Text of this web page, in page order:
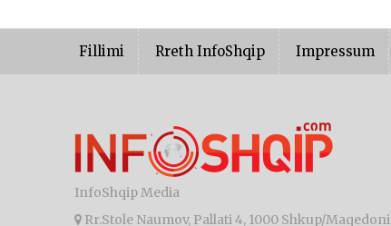
Fillimi Rreth InfoShqip Impressum
InfoShqip Media
Rr.Stole Naumov, Pallati 4, 1000 Shkup/Maqedoni